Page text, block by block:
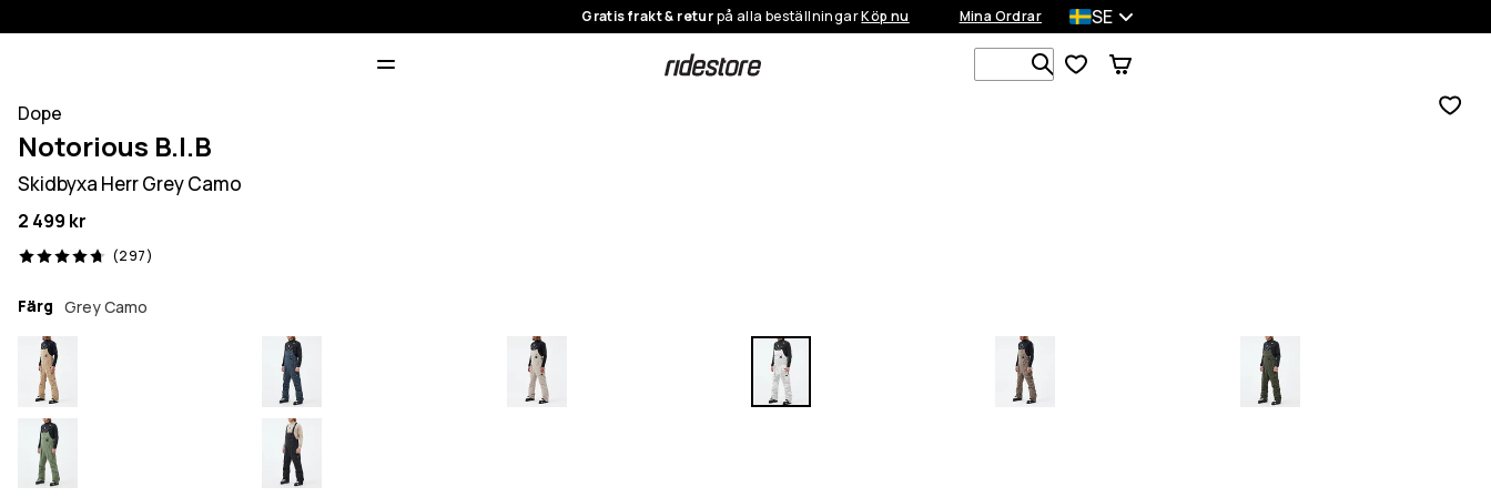
Gratis frakt & returpå alla beställningarKöp nu Mina Ordrar SE
Sök bland 1 000+ produkter
Dope
Notorious B.I.B
Skidbyxa Herr Grey Camo
2 499 kr
(297)
297 recensioner, 4.7/5
Färg Grey Camo